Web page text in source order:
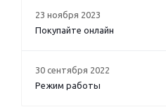
23 ноября 2023
Покупайте онлайн
30 сентября 2022
Режим работы